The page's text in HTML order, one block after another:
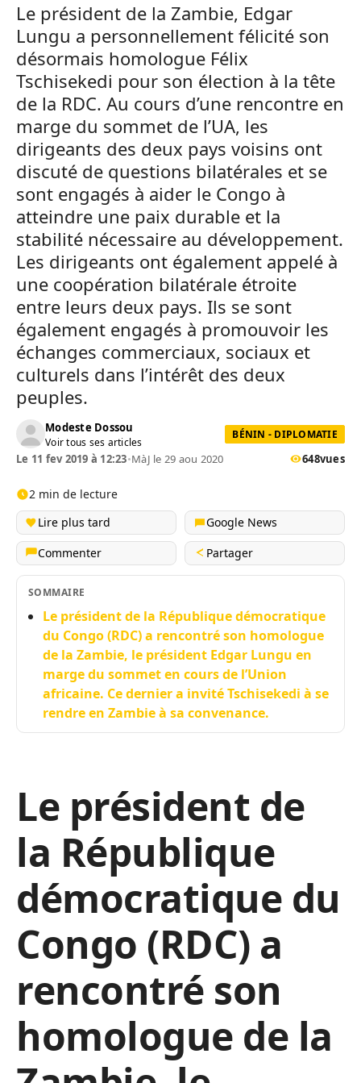
Le président de la Zambie, Edgar
Lungu a personnellement félicité son
désormais homologue Félix
Tschisekedi pour son élection à la tête
de la RDC. Au cours d’une rencontre en
marge du sommet de l’UA, les
dirigeants des deux pays voisins ont
discuté de questions bilatérales et se
sont engagés à aider le Congo à
atteindre une paix durable et la
stabilité nécessaire au développement.
Les dirigeants ont également appelé à
une coopération bilatérale étroite
entre leurs deux pays. Ils se sont
également engagés à promouvoir les
échanges commerciaux, sociaux et
culturels dans l’intérêt des deux
peuples.
Modeste Dossou
Voir tous ses articles
BÉNIN - DIPLOMATIE
Le 11 fev 2019 à 12:23•MàJ le 29 aou 2020 648vues
2 min de lecture
Lire plus tard
Google News
Commenter
Partager
SOMMAIRE
Le président de la République démocratique
du Congo (RDC) a rencontré son homologue
de la Zambie, le président Edgar Lungu en
marge du sommet en cours de l’Union
africaine. Ce dernier a invité Tschisekedi à se
rendre en Zambie à sa convenance.
Le président de
la République
démocratique du
Congo (RDC) a
rencontré son
homologue de la